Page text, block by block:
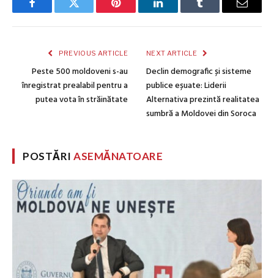
FacebookTwitter Pinterest LinkedInTumblr Email
PREVIOUS ARTICLE
Peste 500 moldoveni s-au
înregistrat prealabil pentru a
putea vota în străinătate
NEXT ARTICLE
Declin demografic și sisteme
publice eșuate: Liderii
Alternativa prezintă realitatea
sumbră a Moldovei din Soroca
POSTĂRIASEMĂNATOARE